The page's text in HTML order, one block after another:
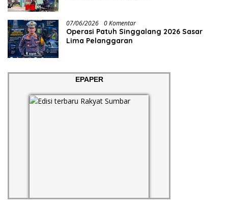
07/06/2026 0 Komentar
Operasi Patuh Singgalang 2026 Sasar
Lima Pelanggaran
EPAPER